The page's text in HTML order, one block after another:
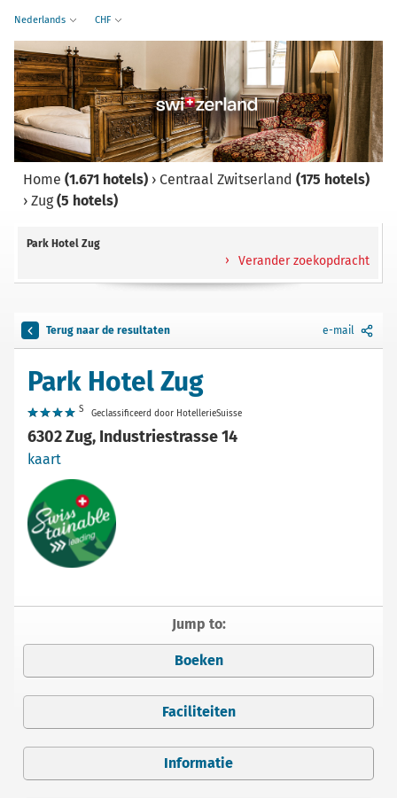
Nederlands CHF
Home (1.671 hotels) › Centraal Zwitserland (175 hotels)
› Zug(5 hotels)
Park Hotel Zug
Verander zoekopdracht
Terug naar de resultaten e-mail
Park Hotel Zug
S Geclassificeerd door HotellerieSuisse
6302 Zug, Industriestrasse 14
kaart
Jump to:
Boeken
Faciliteiten
Informatie